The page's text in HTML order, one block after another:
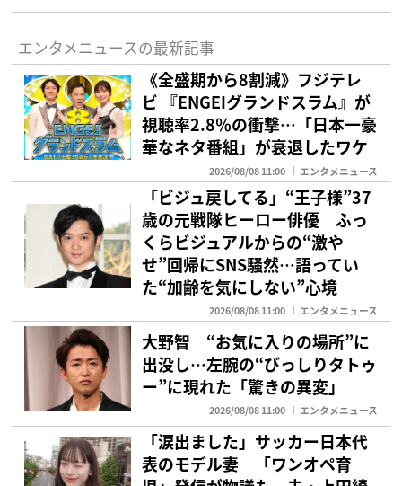
エンタメニュースの最新記事
《全盛期から8割減》フジテレ
ビ 『ENGEIグランドスラム』が
視聴率2.8％の衝撃…「日本一豪
華なネタ番組」が衰退したワケ
2026/08/08 11:00 エンタメニュース
「ビジュ戻してる」“王子様”37
歳の元戦隊ヒーロー俳優 ふっ
くらビジュアルからの“激や
せ”回帰にSNS騒然…語ってい
た“加齢を気にしない”心境
2026/08/08 11:00 エンタメニュース
大野智 “お気に入りの場所”に
出没し…左腕の“びっしりタトゥ
ー”に現れた「驚きの異変」
2026/08/08 11:00 エンタメニュース
「涙出ました」サッカー日本代
表のモデル妻 「ワンオペ育